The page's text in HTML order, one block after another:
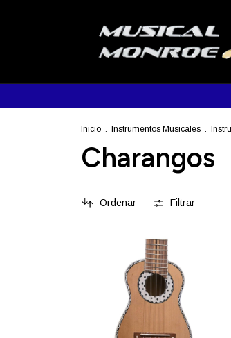
Inicio . Instrumentos Musicales .
Charangos
Ordenar Filtrar